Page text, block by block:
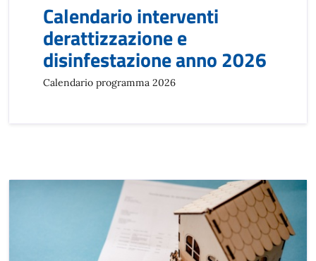
Calendario interventi
derattizzazione e
disinfestazione anno 2026
Calendario programma 2026